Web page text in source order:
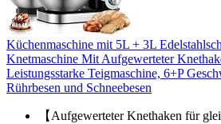
Küchenmaschine mit 5L + 3L
Knetmaschine Mit Aufgewerteter
Leistungsstarke Teigmaschine, 6+P
Rührbesen und Schneebesen
【Aufgewerteter Knethaken für